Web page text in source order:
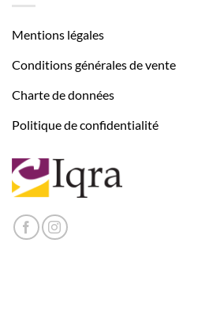
Mentions légales
Conditions générales de vente
Charte de données
Politique de confidentialité